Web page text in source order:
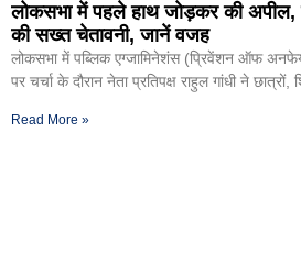
लोकसभा में पहले हाथ जोड़कर की अपील,
की सख्त चेतावनी, जानें वजह
लोकसभा में पब्लिक एग्जामिनेशंस (प्रिवेंशन ऑफ
पर चर्चा के दौरान नेता प्रतिपक्ष राहुल गांधी ने छात्रों,
Read More »